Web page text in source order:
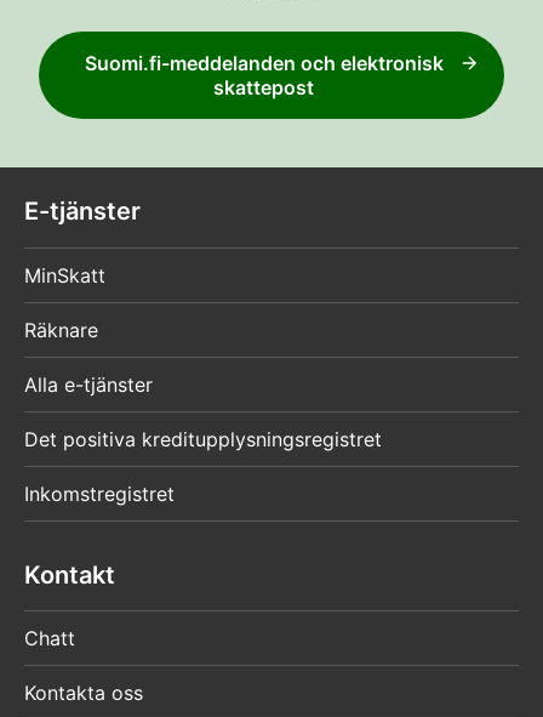
Suomi.fi-meddelanden och elektronisk
skattepost
E-tjänster
MinSkatt
Räknare
Alla e-tjänster
Det positiva kreditupplysningsregistret
Inkomstregistret
Kontakt
Chatt
Kontakta oss